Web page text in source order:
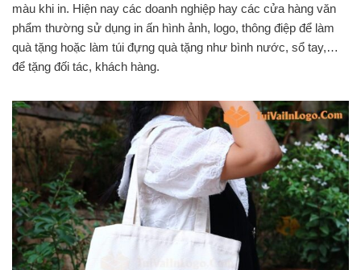
màu khi in. Hiện nay các doanh nghiệp hay các cửa hàng văn
phẩm thường sử dụng in ấn hình ảnh, logo, thông điệp để làm
quà tặng hoặc làm túi đựng quà tặng như bình nước, sổ tay,…
để tặng đối tác, khách hàng.